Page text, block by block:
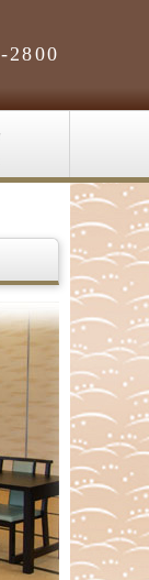
2800